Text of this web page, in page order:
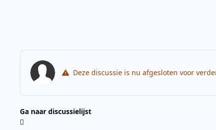
Deze discussie is nu afgesloten voor
Ga naar discussielijst